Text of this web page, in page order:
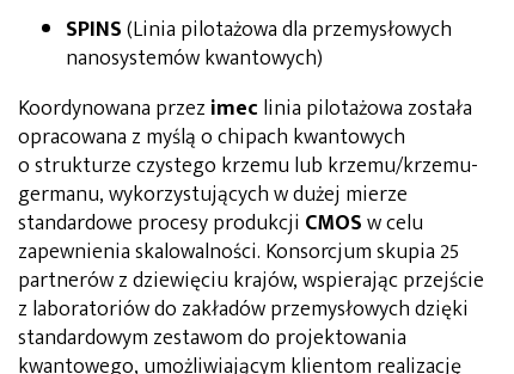
SPINS(Linia pilotażowa dla przemysłowych
nanosystemów kwantowych)
Koordynowana przez imec linia pilotażowa została
opracowana z myślą o chipach kwantowych
o strukturze czystego krzemu lub krzemu/krzemu-
germanu, wykorzystujących w dużej mierze
standardowe procesy produkcji CMOSw celu
zapewnienia skalowalności. Konsorcjum skupia 25
partnerów z dziewięciu krajów, wspierając przejście
z laboratoriów do zakładów przemysłowych dzięki
standardowym zestawom do projektowania